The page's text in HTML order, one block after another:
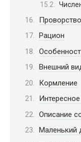
Рацион
Внешний
Кормление
Описание
Маленький